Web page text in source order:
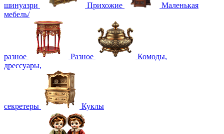
шинуазри Прихожие
Маленькая
мебель/
разное Разное
Комоды,
дрессуары,
секретеры Куклы